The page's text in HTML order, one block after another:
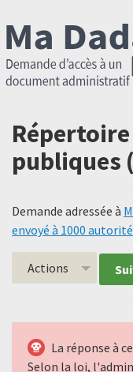
publiques
Demande adressée à
envoyé à 1000
Actions
La réponse à
Selon la loi,